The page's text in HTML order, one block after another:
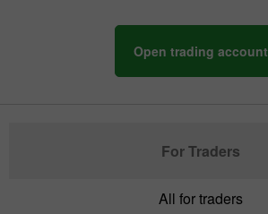
Open trading account
For Traders
All for traders